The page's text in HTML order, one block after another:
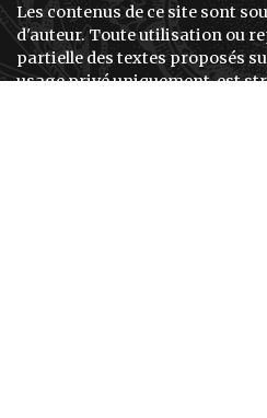
Les contenus de ce site sont
d'auteur. Toute utilisation ou
partielle des textes proposés
usage privé uniquement, est